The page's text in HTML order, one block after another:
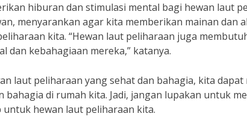
hiburan dan stimulasi mental bagi hewan laut
menyarankan agar kita memberikan mainan dan
kita. “Hewan laut peliharaan juga
dan kebahagiaan mereka,” katanya.
laut peliharaan yang sehat dan bahagia, kita dapat
bahagia di rumah kita. Jadi, jangan lupakan untuk
hewan laut peliharaan kita.